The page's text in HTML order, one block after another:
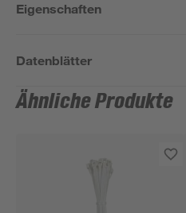
Eigenschaften
Datenblätter
Ähnliche Produkte